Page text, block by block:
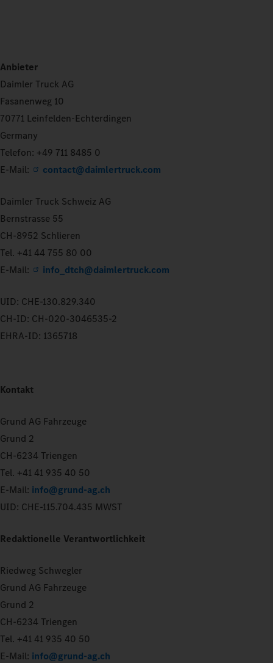
Anbieter
Daimler Truck AG
Fasanenweg 10
70771 Leinfelden-Echterdingen
Germany
Telefon: +49 711 8485 0
E-Mail:
contact@daimlertruck.com
Daimler Truck Schweiz AG
Bernstrasse 55
CH-8952 Schlieren
Tel. +41 44 755 80 00
E-Mail:
info_dtch@daimlertruck.com
UID: CHE-130.829.340
CH-ID: CH-020-3046535-2
EHRA-ID: 1365718
Kontakt
Grund AG Fahrzeuge
Grund 2
CH-6234 Triengen
Tel. +41 41 935 40 50
E-Mail: info@grund-ag.ch
UID: CHE-115.704.435 MWST
Redaktionelle Verantwortlichkeit
Riedweg Schwegler
Grund AG Fahrzeuge
Grund 2
CH-6234 Triengen
Tel. +41 41 935 40 50
E-Mail: info@grund-ag.ch